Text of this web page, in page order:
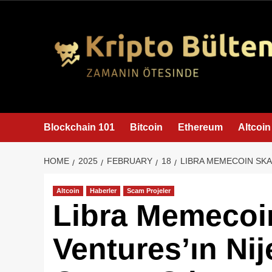
Blockchain 101 Bitcoin Ethereum Altcoin
HOME 2025 FEBRUARY 18 LIBRA MEMECOIN
Altcoin Haberler Scam Projeler
Libra
Ventures’ın